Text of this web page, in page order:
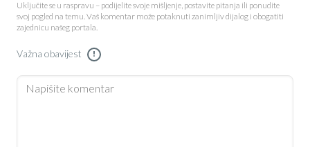
Uključite se u raspravu – podijelite svoje mišljenje, postavite pitanja ili ponudite
svoj pogled na temu. Vaš komentar može potaknuti zanimljiv dijalog i obogatiti
zajednicu našeg portala.
Važna obavijest !